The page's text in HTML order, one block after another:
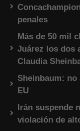
penales
Más de 50 mil
Juárez los dos
Claudia
Sheinbaum:
EU
Irán suspende
violación de